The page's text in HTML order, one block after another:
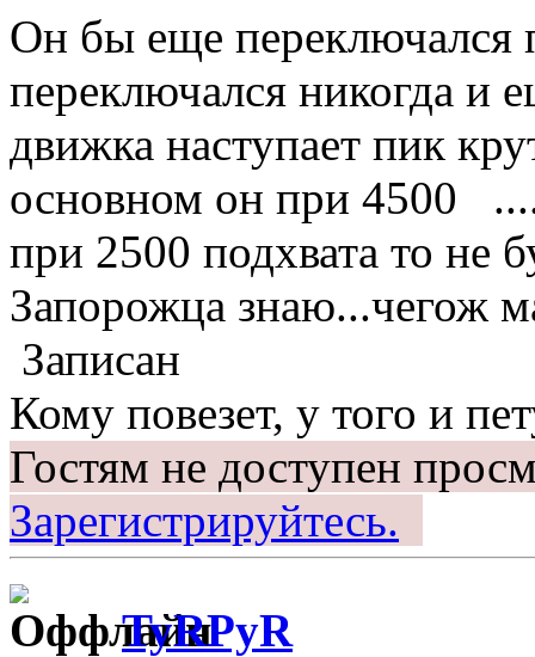
Он бы еще
переключался никогда и
движка наступает пик
основном он при 4500
при 2500 подхвата то не
Запорожца знаю...чегож
Записан
Кому повезет, у того и
Гостям не доступен
Зарегистрируйтесь.
TyRPyR